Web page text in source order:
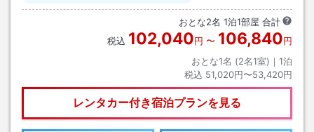
おとな2名 1泊1部屋 合計
税込 102,040円 〜 106,840円
おとな1名 (2名1室)｜ 1泊
税込 51,020円〜53,420円
レンタカー付き宿泊プランを見る